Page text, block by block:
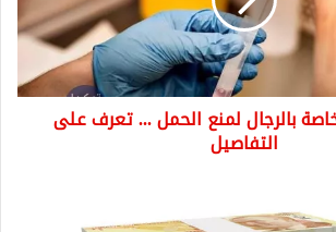
بالرجال لمنع الحمل ... تعرف على
التفاصيل